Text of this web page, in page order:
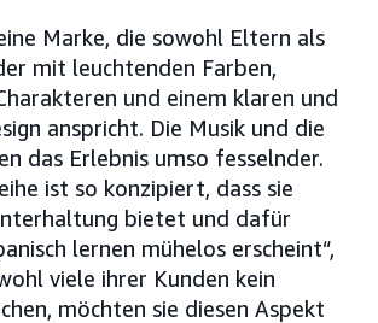
Marke, die sowohl Eltern als
mit leuchtenden Farben,
und einem klaren und
anspricht. Die Musik und die
das Erlebnis umso fesselnder.
ist so konzipiert, dass sie
bietet und dafür
lernen mühelos erscheint“,
viele ihrer Kunden kein
möchten sie diesen Aspekt